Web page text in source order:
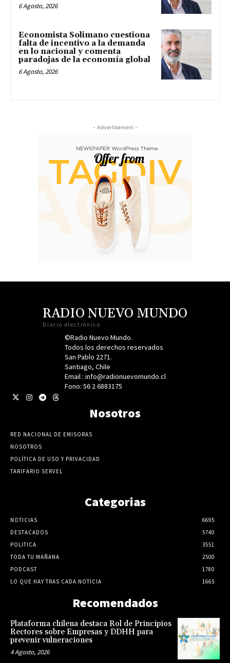
6 Agosto, 2026
Economista Solimano cuestiona
falta de incentivo a la demanda
en lo nacional y comenta
paradojas de la economía global
6 Agosto, 2026
- Advertisement -
RADIO NUEVO MUNDO
Diario electrónico
©Radio Nuevo Mundo.
Todos los derechos reservados
San Pablo 2271.
Santiago, Chile
Email : info@radionuevomundo.cl
Fono: 56 2 6883175
Nosotros
RED NACIONAL DE EMISORAS
NOSOTROS
POLÍTICA DE USO Y PRIVACIDAD
TARIFARIO SERVEL
Categorias
NOTICIAS
6695
DESTACADOS
5740
POLITICA
3551
TODA TU MAÑANA
2500
PODCAST
1780
LO QUE HAY TRAS CADA NOTICIA
1665
Recomendados
Plataforma chilena destaca Rol de Principios
Rectores sobre Empresas y DDHH para
prevenir vulneraciones
4 Agosto, 2026